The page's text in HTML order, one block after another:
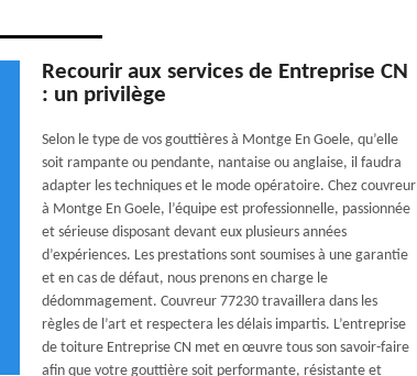
Recourir aux services de Entreprise CN
: un privilège
Selon le type de vos gouttières à Montge En Goele, qu’elle
soit rampante ou pendante, nantaise ou anglaise, il faudra
adapter les techniques et le mode opératoire. Chez couvreur
à Montge En Goele, l’équipe est professionnelle, passionnée
et sérieuse disposant devant eux plusieurs années
d’expériences. Les prestations sont soumises à une garantie
et en cas de défaut, nous prenons en charge le
dédommagement. Couvreur 77230 travaillera dans les
règles de l’art et respectera les délais impartis. L’entreprise
de toiture Entreprise CN met en œuvre tous son savoir-faire
afin que votre gouttière soit performante, résistante et